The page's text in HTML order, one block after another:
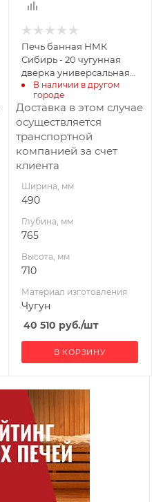
Материал
Чугун
Вид топлива
Дрова
Диаметр дымохода,
мм
115
Длина дров, мм
360
180
12
Печь банная НМК
Сибирь - 20 чугунная
дверка универсальная
сетка пруток
В наличии в другом
городе
Доставка в этом случае
осуществляется
транспортной
компанией за счет
клиента
Ширина, мм
490
Глубина, мм
765
Высота, мм
710
Материал изготовления
Чугун
40 510 руб./шт
В КОРЗИНУ